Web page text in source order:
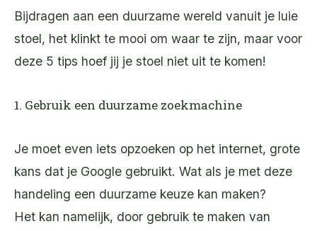
Bijdragen aan een duurzame wereld vanuit je luie
stoel, het klinkt te mooi om waar te zijn, maar voor
deze 5 tips hoef jij je stoel niet uit te komen!
1. Gebruik een duurzame zoekmachine
Je moet even iets opzoeken op het internet, grote
kans dat je Google gebruikt. Wat als je met deze
handeling een duurzame keuze kan maken?
Het kan namelijk, door gebruik te maken van